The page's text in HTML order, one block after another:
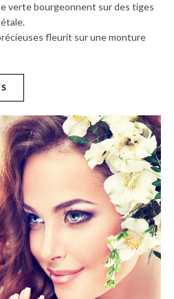
verte bourgeonnent sur des tiges
fleurit sur une monture